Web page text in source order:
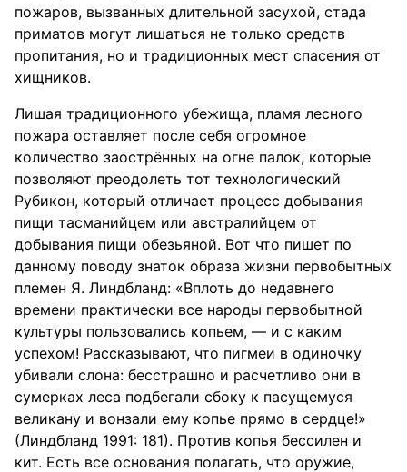
пожаров, вызванных длительной засухой, стада
приматов могут лишаться не только средств
пропитания, но и традиционных мест спасения от
хищников.
Лишая традиционного убежища, пламя лесного
пожара оставляет после себя огромное
количество заострённых на огне палок, которые
позволяют преодолеть тот технологический
Рубикон, который отличает процесс добывания
пищи тасманийцем или австралийцем от
добывания пищи обезьяной. Вот что пишет по
данному поводу знаток образа жизни первобытных
племен Я. Линдбланд: «Вплоть до недавнего
времени практически все народы первобытной
культуры пользовались копьем, — и с каким
успехом! Рассказывают, что пигмеи в одиночку
убивали слона: бесстрашно и расчетливо они в
сумерках леса подбегали сбоку к пасущемуся
великану и вонзали ему копье прямо в сердце!»
(Линдбланд 1991: 181). Против копья бессилен и
кит. Есть все основания полагать, что оружие,